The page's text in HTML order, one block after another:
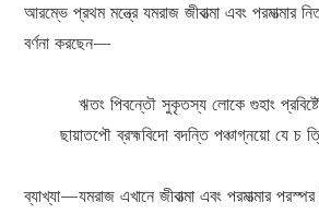
আরম্ভে প্রথম মন্ত্রে যমরাজ জীবাত্মা এবং পরমাত্মার
বর্ণনা করছেন—
ঋতং পিবন্তৌ সুকৃতস্য লোকে গুহাং
ছায়াতপৌ ব্রহ্মবিদো বদন্তি পঞ্চাগ্নয়ো যে চ
ব্যাখ্যা—যমরাজ এখানে জীবাত্মা এবং পরমাত্মার